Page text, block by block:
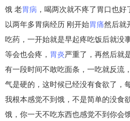
饿 老胃病 ，喝两次就不疼了胃口也
以两年多胃病经历 刚开始胃痛然后就
吃药，一开始就是早起疼吃饭后就没
等会也会疼， 胃炎严重了，再然后就
有一段时间不敢吃面条，一吃就反流
气是硬的，这时候已经没有食欲了，
我根本感觉不到饿，不是简单的没食
饿，你一天不吃东西也感觉不到你会